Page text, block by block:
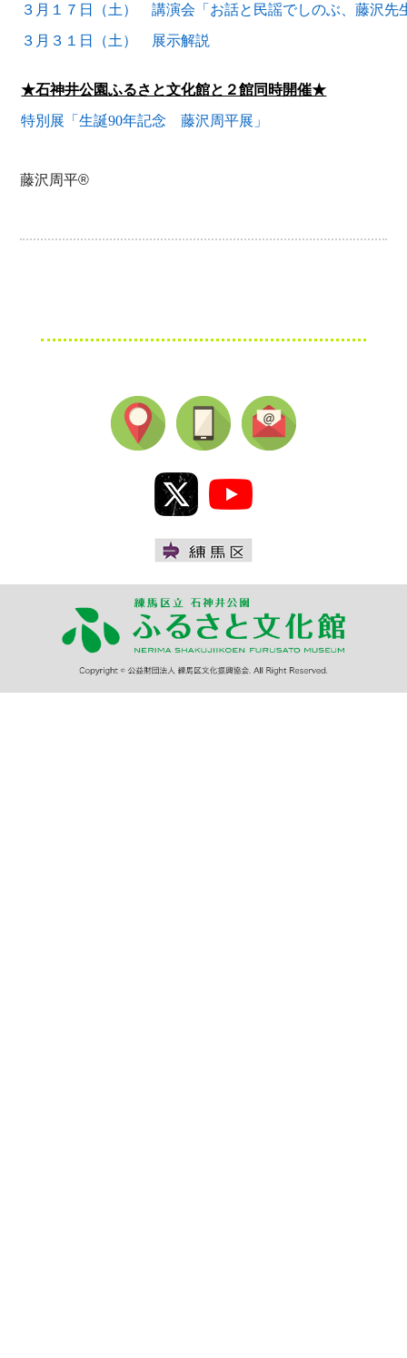
３月１７日（土） 講演会「お話と民謡でしのぶ、藤沢先
３月３１日（土） 展示解説
★石神井公園ふるさと文化館と２館同時開催★
特別展「生誕90年記念 藤沢周平展」
藤沢周平®